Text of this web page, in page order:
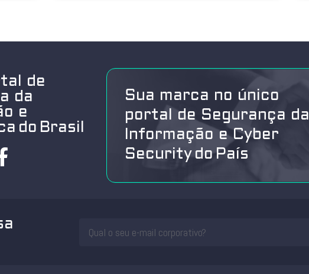
de
da
e
do Brasil
Sua marca no único
portal de Segurança da
Informação e Cyber
Security do País